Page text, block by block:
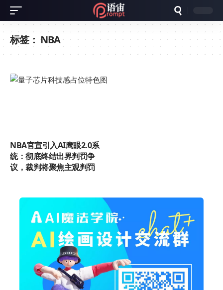
标签： NBA
NBA官宣引入AI鹰眼2.0系
统：彻底终结出界判罚争
议，裁判将聚焦主观判罚